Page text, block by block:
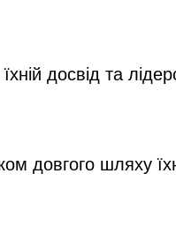
досвід та
довгого шляху